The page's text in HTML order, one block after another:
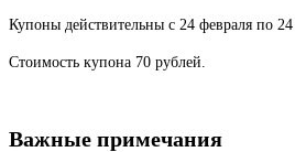
Купоны действительны с 24 февраля по 24
Стоимость купона 70 рублей.
Важные примечания